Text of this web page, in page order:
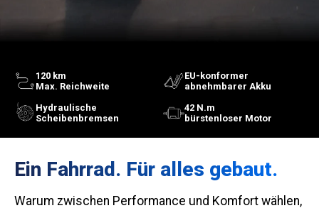
120 km
Max. Reichweite
EU-konformer
abnehmbarer Akku
Hydraulische
Scheibenbremsen
42 N.m
bürstenloser Motor
Ein Fahrrad. Für alles gebaut.
Warum zwischen Performance und Komfort wählen,